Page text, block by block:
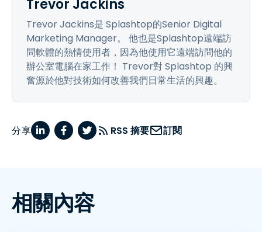
Trevor Jackins
Trevor Jackins是 Splashtop的Senior Digital
Marketing Manager。 他也是Splashtop遠端訪
問軟體的熱情使用者，因為他使用它遠端訪問他的
辦公室電腦在家工作！ Trevor對 Splashtop 的興
奮源於他對技術如何改善我們日常生活的興趣。
分享 RSS 摘要 訂閱
相關內容